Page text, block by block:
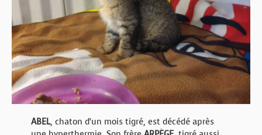
ABEL, chaton d’un mois tigré, est décédé après